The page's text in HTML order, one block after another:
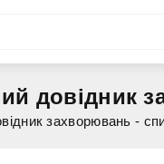
довідник
захворювань -